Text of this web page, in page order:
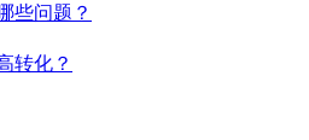
些问题？
转化？